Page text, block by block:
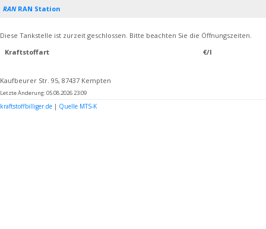
RANRAN Station
Diese Tankstelle ist zurzeit geschlossen. Bitte beachten Sie die Öffnungszeiten.
Kraftstoffart
€/l
Kaufbeurer Str. 95, 87437 Kempten
Letzte Änderung: 05.08.2026 23:09
kraftstoffbilliger.de | Quelle MTS-K